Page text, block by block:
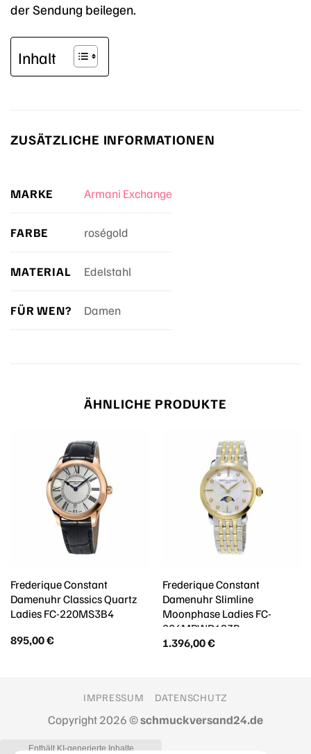
der Sendung beilegen.
Inhalt
ZUSÄTZLICHE INFORMATIONEN
MARKE Armani Exchange
FARBE roségold
MATERIAL Edelstahl
FÜR WEN? Damen
ÄHNLICHE PRODUKTE
Frederique Constant
Damenuhr Classics Quartz
Ladies FC-220MS3B4
895,00€
Frederique Constant
Damenuhr Slimline
Moonphase Ladies FC-
206MPWD1S3B
1.396,00€
IMPRESSUM DATENSCHUTZ
Copyright 2026 ©schmuckversand24.de